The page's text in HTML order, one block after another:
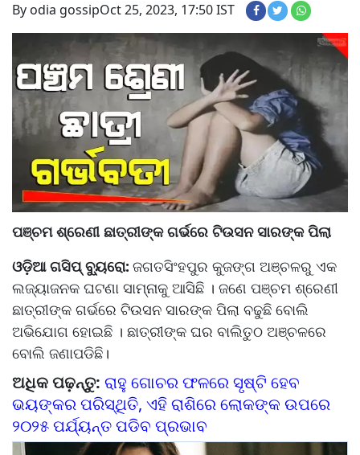
By odia gossipOct 25, 2023, 17:50 IST
ପଞ୍ଚମ ଶ୍ରେଣୀ ଛାତ୍ରୀଙ୍କ ଗର୍ଭରେ ଟିଉସନ ସାରଙ୍କ ପିଲା
ଓଡ଼ିଆ ଗସିପ୍ ବ୍ୟୁରୋ: ଜଗତସିଂହପୁର କୁଜଙ୍ଗ ଅଞ୍ଚଳରୁ ଏକ
ଲଜ୍ୟାଜନକ ଘଟଣା ସାମ୍ନାକୁ ଆସିଛି । ଜଣେ ପଞ୍ଚମ ଶ୍ରେଣୀ
ଛାତ୍ରୀଙ୍କ ଗର୍ଭରେ ଟିଉସନ ସାରଙ୍କ ପିଲା ବଢୁଛି ବୋଲି
ଅଭିଯୋଗ ହୋଇଛି । ଛାତ୍ରୀଙ୍କ ଘର ବାଲିତୁଠ ଅଞ୍ଚଳରେ
ବୋଲି ଜଣାପଡିଛି।
ଅଧିକ ପଢ଼ନ୍ତୁ: ରାହୁ ଗୋଚର ଫଳରେ ସୃଷ୍ଟି ହେବ
ଭୟଙ୍କର ପରିସ୍ଥିତି, ଏହି ରାଶିରେ ଲୋକଙ୍କ ଉପରେ
୨୦୨୫ ପର୍ଯ୍ୟନ୍ତ ପଡିବ ପ୍ରଭାବ